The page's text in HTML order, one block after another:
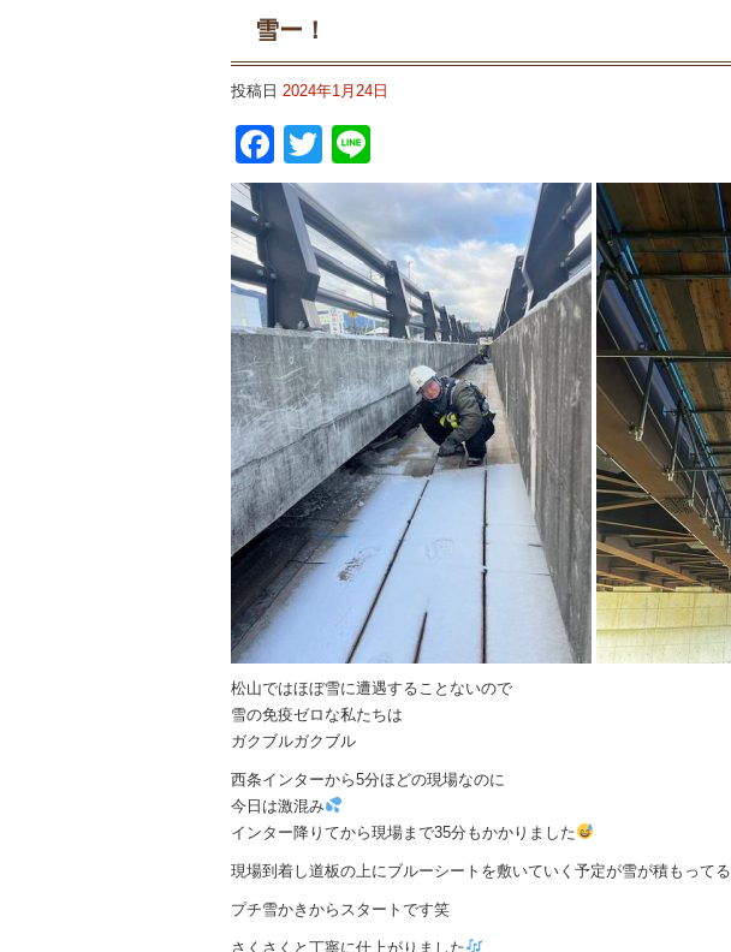
雪ー！
投稿日 2024年1月24日
Facebook
Twitter
松山ではほぼ雪に遭遇することないので
雪の免疫ゼロな私たちは
ガクブルガクブル
西条インターから5分ほどの現場なのに
今日は激混み
インター降りてから現場まで35分もかかりました
現場到着し道板の上にブルーシートを敷いていく予定が雪が積もってる
プチ雪かきからスタートです笑
さくさくと丁寧に仕上がりました